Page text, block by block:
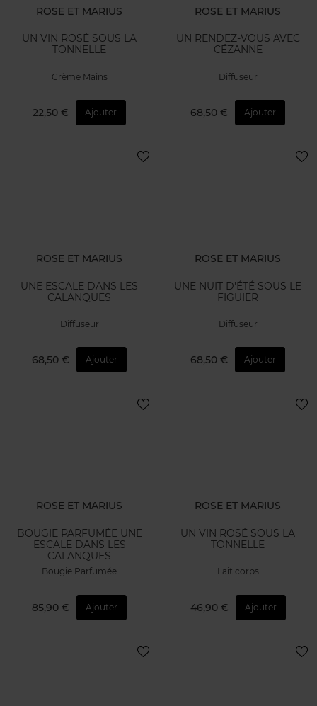
ROSE ET MARIUS
UN VIN ROSÉ SOUS LA
TONNELLE
Crème Mains
22,50 € Ajouter
ROSE ET MARIUS
UN RENDEZ-VOUS AVEC
CÉZANNE
Diffuseur
68,50 € Ajouter
ROSE ET MARIUS
UNE ESCALE DANS LES
CALANQUES
Diffuseur
68,50 € Ajouter
ROSE ET MARIUS
UNE NUIT D'ÉTÉ SOUS LE
FIGUIER
Diffuseur
68,50 € Ajouter
ROSE ET MARIUS
BOUGIE PARFUMÉE UNE
ESCALE DANS LES
CALANQUES
Bougie Parfumée
85,90 € Ajouter
ROSE ET MARIUS
UN VIN ROSÉ SOUS LA
TONNELLE
Lait corps
46,90 € Ajouter